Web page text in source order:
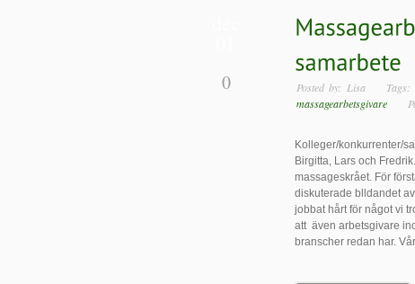
0 Posted by: Lisa Tags:
massagearbetsgivare
Kolleger/konkurrenter/
Birgitta, Lars och
massageskrået. För
diskuterade blldandet
jobbat hårt för något vi
att även arbetsgivare
branscher redan har.